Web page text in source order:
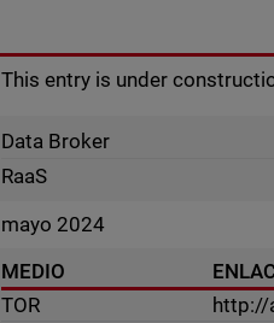
This entry is under
Data Broker
RaaS
mayo 2024
MEDIO
TOR
http://